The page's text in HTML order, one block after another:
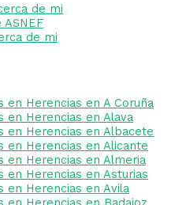
de mi
de mi
en Herencias en A Coruña
en Herencias en Alava
en Herencias en Albacete
en Herencias en Alicante
en Herencias en Almeria
en Herencias en Asturias
en Herencias en Avila